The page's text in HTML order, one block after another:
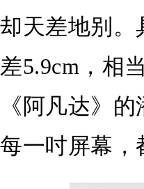
却天差地别。
差5.9cm，相
《阿凡达》
每一吋屏幕，